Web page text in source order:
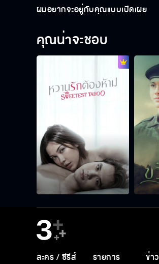
ผมอยากจะอยู่กับคุณแบบเปิดเผย
คุณน่าจะชอบ
ละคร / ซีรีส์ รายการ ข่าว